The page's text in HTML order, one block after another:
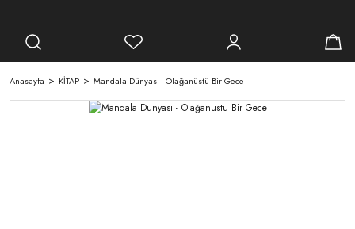
Anasayfa KİTAP Mandala Dünyası - Olağanüstü Bir Gece